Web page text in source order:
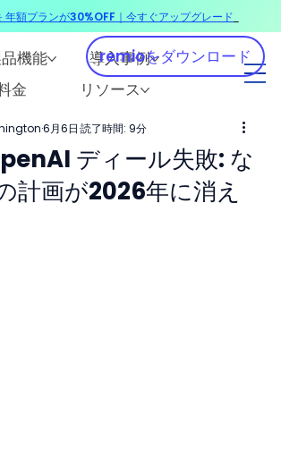
機能
導入事例
金
リソース
remioをダウンロード
ディール失敗: な
計画が2026年に消え
6月6日 読了時間: 9分
額プランが30%OFF｜今すぐアップグレード